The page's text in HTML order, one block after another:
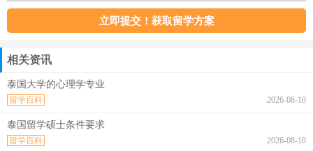
相关资讯
泰国大学的心理学专业
2026-08-10
留学百科
泰国留学硕士条件要求
2026-08-10
留学百科